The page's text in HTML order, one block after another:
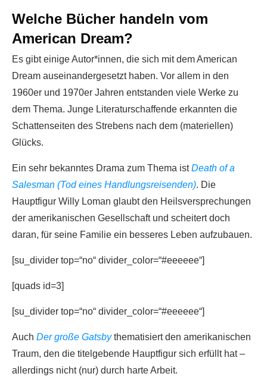
Welche Bücher handeln vom
American Dream?
Es gibt einige Autor*innen, die sich mit dem American
Dream auseinandergesetzt haben. Vor allem in den
1960er und 1970er Jahren entstanden viele Werke zu
dem Thema. Junge Literaturschaffende erkannten die
Schattenseiten des Strebens nach dem (materiellen)
Glücks.
Ein sehr bekanntes Drama zum Thema istDeath of a
Salesman (Tod eines Handlungsreisenden). Die
Hauptfigur Willy Loman glaubt den Heilsversprechungen
der amerikanischen Gesellschaft und scheitert doch
daran, für seine Familie ein besseres Leben aufzubauen.
[su_divider top=“no“ divider_color=“#eeeeee“]
[quads id=3]
[su_divider top=“no“ divider_color=“#eeeeee“]
Auch Der große Gatsby thematisiert den amerikanischen
Traum, den die titelgebende Hauptfigur sich erfüllt hat –
allerdings nicht (nur) durch harte Arbeit.